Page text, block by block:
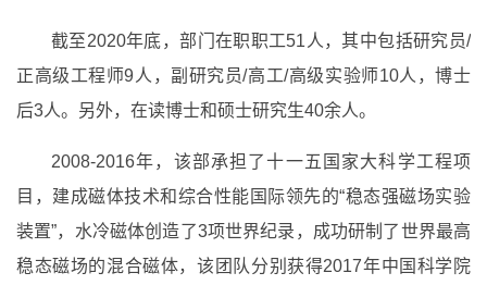
截至2020年底，部门在职职工51人，其中包括研究员/
正高级工程师9人，副研究员/高工/高级实验师10人，博士
后3人。另外，在读博士和硕士研究生40余人。
2008-2016年，该部承担了十一五国家大科学工程项
目，建成磁体技术和综合性能国际领先的“稳态强磁场实验
装置”，水冷磁体创造了3项世界纪录，成功研制了世界最高
稳态磁场的混合磁体，该团队分别获得2017年中国科学院